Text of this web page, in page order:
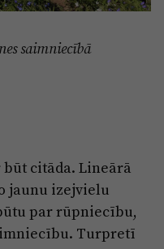
saimniecībā
citāda. Lineārā
jaunu izejvielu
par rūpniecību,
Turpretī